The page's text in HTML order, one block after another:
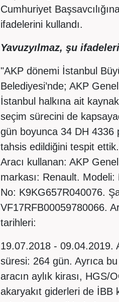
Cumhuriyet
ifadelerini kullandı.
Yavuzyılmaz, şu
"AKP dönemi İstanbul
Belediyesi’nde; AKP
İstanbul halkına ait
seçim sürecini de
gün boyunca 34 DH 4336
tahsis edildiğini tespit
Aracı kullanan: AKP
markası: Renault.
No: K9KG657R040076.
VF17RFB00059780066.
tarihleri:
19.07.2018 - 09.04.2019.
süresi: 264 gün. Ayrıca
aracın aylık kirası, HGS/
akaryakıt giderleri de İBB